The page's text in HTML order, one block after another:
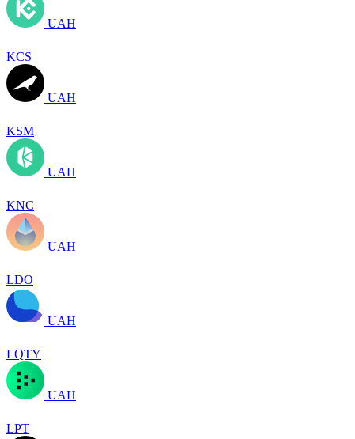
UAH
KCS
UAH
KSM
UAH
KNC
UAH
LDO
UAH
LQTY
UAH
LPT